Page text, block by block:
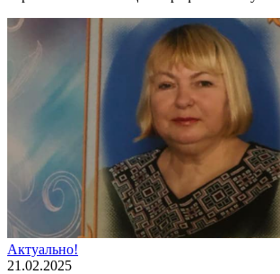
Актуально!
21.02.2025